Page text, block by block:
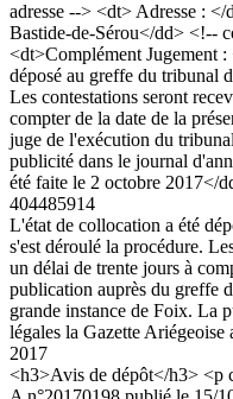
adresse --> <dt> Adresse :
Bastide-de-Sérou</dd> <!--
<dt>Complément Jugement
déposé au greffe du tribunal
Les contestations seront
compter de la date de la
juge de l'exécution du
publicité dans le journal
été faite le 2 octobre
404485914
L'état de collocation a été
s'est déroulé la procédure.
un délai de trente jours à
publication auprès du greffe
grande instance de Foix. La
légales la Gazette
2017
<h3>Avis de dépôt</h3> <p